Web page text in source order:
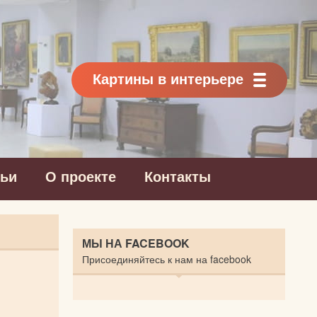
Картины в интерьере
О проекте Контакты
МЫ НА FACEBOOK
Присоединяйтесь к нам на facebook